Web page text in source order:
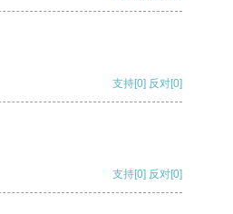
支持[0] 反对[0]
支持[0] 反对[0]